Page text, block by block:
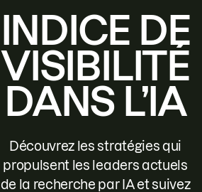
INDICE DE
VISIBILITÉ
DANS L’IA
Découvrez les stratégies qui
propulsent les leaders actuels
de la recherche par IA et suivez